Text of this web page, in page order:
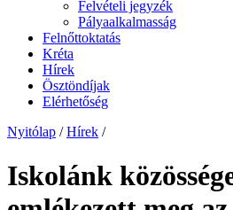
Felvételi jegyzék
Pályaalkalmasság
Felnőttoktatás
Kréta
Hírek
Ösztöndíjak
Elérhetőség
Nyitólap / Hírek /
Iskolánk